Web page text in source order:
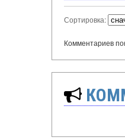
Сортировка:
Комментариев